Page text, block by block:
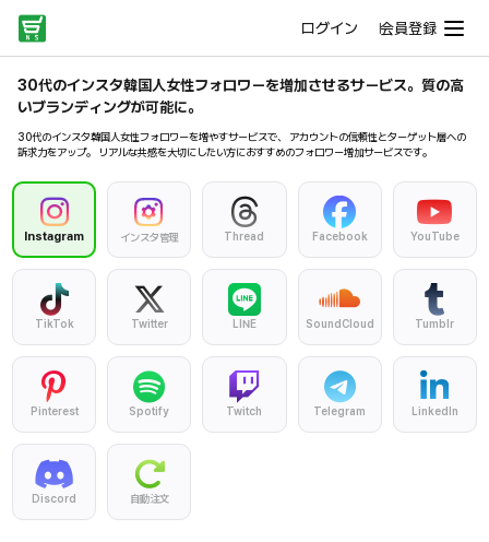
ログイン 会員登録
30代のインスタ韓国人女性フォロワーを増加させるサービス。質の高
いブランディングが可能に。
30代のインスタ韓国人女性フォロワーを増やすサービスで、 アカウントの信頼性とターゲット層への
訴求力をアップ。 リアルな共感を大切にしたい方におすすめのフォロワー増加サービスです。
Instagram インスタ管理 Thread Facebook YouTube
TikTok Twitter LINE SoundCloud Tumblr
Pinterest Spotify Twitch Telegram LinkedIn
Discord 自動注文